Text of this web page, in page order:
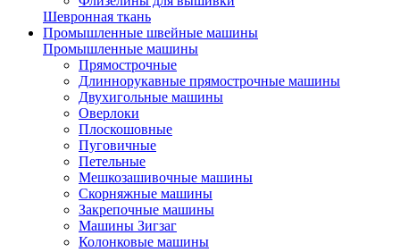
Шевронная ткань
Промышленные швейные машины
Промышленные машины
Прямострочные
Длиннорукавные прямострочные машины
Двухигольные машины
Оверлоки
Плоскошовные
Пуговичные
Петельные
Мешкозашивочные машины
Скорняжные машины
Закрепочные машины
Машины Зигзаг
Колонковые машины